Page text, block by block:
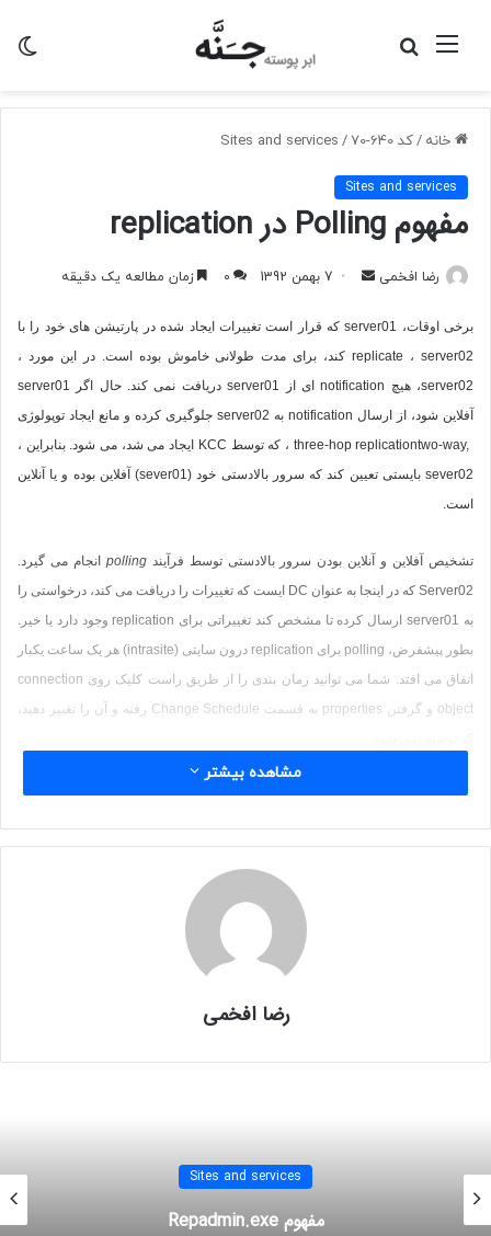
منو
خانه /کد 640-70 /
Sites and services
Sites and services
مفهوم Polling در replication
رضا افخمی
ارسال
ایمیل
7 بهمن 1392 0 زمان مطالعه یک دقیقه
برخی اوقات، server01که قرار است تغییرات ایجاد شده در پارتیشن های خود را با
replicate ، server02کند، برای مدت طولانی خاموش بوده است. در این مورد ،
server02، هیچ notificationای از server01دریافت نمی کند. حال اگر server01
آفلاین شود، از ارسال notification به server02 جلوگیری کرده و مانع ایجاد توپولوژی
two-way,
three-hop replication ، که توسط KCC
ایجاد می شد، می شود. بنابراین ،
sever02بایستی تعیین کند که سرور بالادستی خود (sever01) آفلاین بوده و یا آنلاین
است.
تشخیص آفلاین و آنلاین بودن سرور بالادستی توسط فرآیندpolling انجام می گیرد.
Server02 که در اینجا به عنوان DC ایست که تغییرات را دریافت می کند، درخواستی را
به server01ارسال کرده تا مشخص کند تغییراتی برای replicationوجود دارد یا خیر.
بطور پیشفرض، polling برای replication درون سایتی (intrasite) هر یک ساعت یکبار
اتفاق می افتد. شما می توانید زمان بندی را از طریق راست کلیک روی connection
object و گرفتن properties به قسمت Change Schedule رفته و آن را تغییر دهید،
اگر سرور بالا دستی (در اینجا همانsever01) به درخواست های متناوبsever02طی
فرآیندpollingپاسخی ندهد،server02فرض می کند کهsever01آفلاین است.
آفلاین است، توپولوژی
تغییرات بوجود آمده تطبیق داده تا مطمئن شود که توپولوژی
Notification
Polling
replication
site and services
آموزش تصویری شبکه
آموزش شبکه
مشاهده بیشتر
رضا افخمی
Sites and services
مفهوم Repadmin.exe